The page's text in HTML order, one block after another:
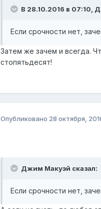
В 28.10.2016 в 07:10,
Если срочности нет,
Затем же зачем и всегда.
стопятьдесят!
Опубликовано 28 октября,
Джим Макуэй сказал:
Если срочности нет,